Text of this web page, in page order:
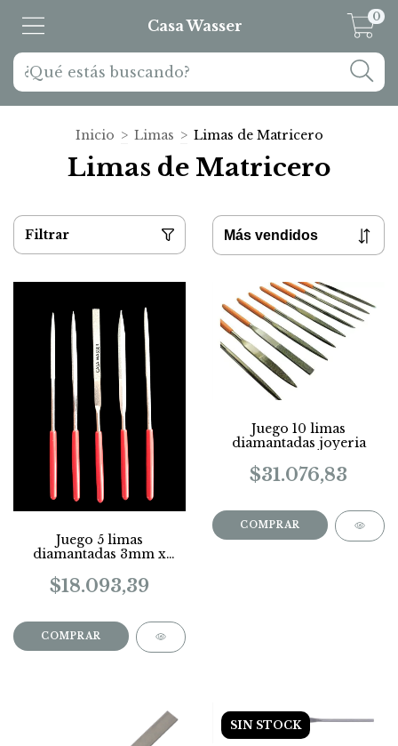
Casa Wasser
0
Inicio > Limas > Limas de Matricero
Limas de Matricero
Filtrar
Juego 5 limas
diamantadas 3mm x
$18.093,39
Juego 10 limas
diamantadas joyeria
$31.076,83
SIN STOCK